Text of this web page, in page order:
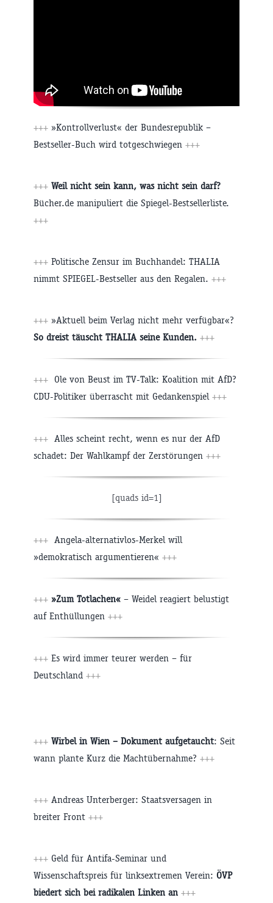
+++ »Kontrollverlust« der Bundesrepublik –
Bestseller-Buch wird totgeschwiegen +++
+++ Weil nicht sein kann, was nicht sein darf?
Bücher.de manipuliert die Spiegel-Bestsellerliste.
+++
+++ Politische Zensur im Buchhandel: THALIA
nimmt SPIEGEL-Bestseller aus den Regalen. +++
+++ »Aktuell beim Verlag nicht mehr verfügbar«?
So dreist täuscht THALIA seine Kunden. +++
+++ Ole von Beust im TV-Talk: Koalition mit AfD?
CDU-Politiker überrascht mit Gedankenspiel +++
+++ Alles scheint recht, wenn es nur der AfD
schadet: Der Wahlkampf der Zerstörungen +++
[quads id=1]
+++ Angela-alternativlos-Merkel will
»demokratisch argumentieren« +++
+++ »Zum Totlachen« – Weidel reagiert belustigt
auf Enthüllungen +++
+++ Es wird immer teurer werden – für
Deutschland +++
+++ Wirbel in Wien – Dokument aufgetaucht: Seit
wann plante Kurz die Machtübernahme? +++
+++ Andreas Unterberger: Staatsversagen in
breiter Front +++
+++ Geld für Antifa-Seminar und
Wissenschaftspreis für linksextremen Verein: ÖVP
biedert sich bei radikalen Linken an +++